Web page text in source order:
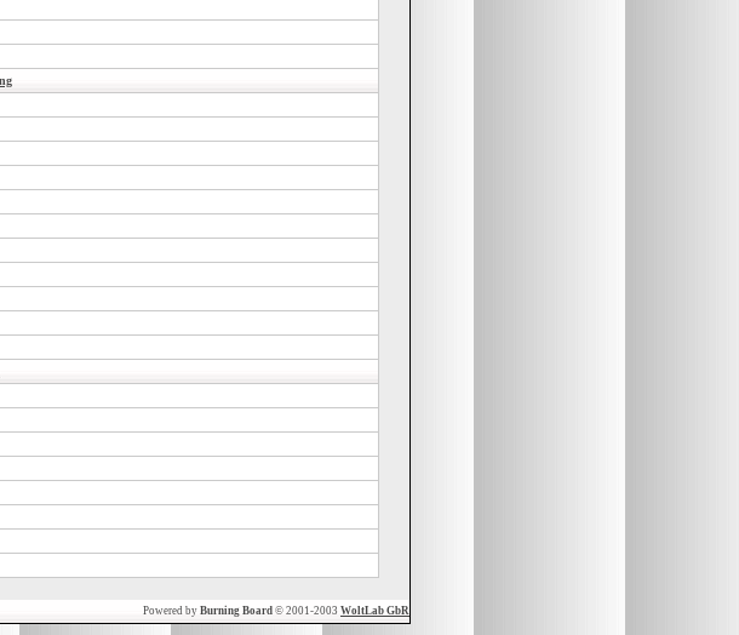
Powered by Burning Board © 2001-2003 WoltLab GbR